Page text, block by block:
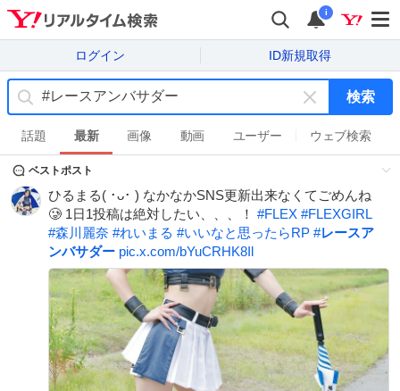
i
ログイン ID新規取得
キ
ー
ワ
ド
を
消
検索
話題 最新 画像 動画 ユーザー ウェブ検索
ベストポスト
ひるまる( ･ᴗ･ ) なかなかSNS更新出来なくてごめんね
🥲 1日1投稿は絶対したい、、、！ #FLEX #FLEXGIRL
#森川麗奈 #れいまる #いいなと思ったらRP #レースア
ンバサダー pic.x.com/bYuCRHK8Il